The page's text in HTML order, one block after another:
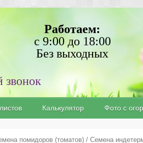
Работаем:
с 9:00 до 18:00
Без выходных
Калькулятор Фото с
помидоров (томатов)/ Семена